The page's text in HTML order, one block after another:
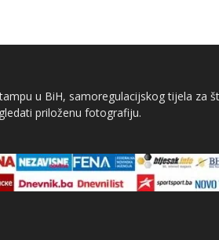
u BiH, samoregulacijskog tijela za
priloženu fotografiju.